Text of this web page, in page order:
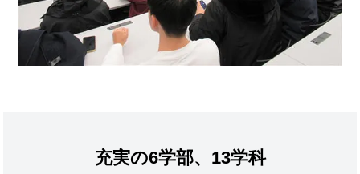
充実の6学部、13学科